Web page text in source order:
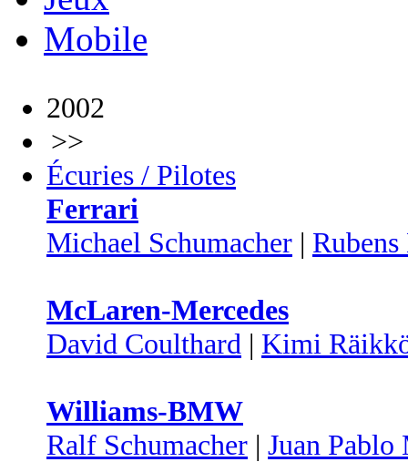
Mobile
2002
>>
Écuries / Pilotes
Ferrari
Michael Schumacher |
McLaren-Mercedes
David Coulthard | Kimi
Williams-BMW
Ralf Schumacher | Juan Pablo